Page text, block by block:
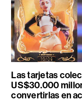
Las tarjetas
US$30.000
convertirlas en